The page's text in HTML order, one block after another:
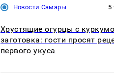
Новости Самары 5
Хрустящие огурцы с
заготовка: гости просят
первого укуса